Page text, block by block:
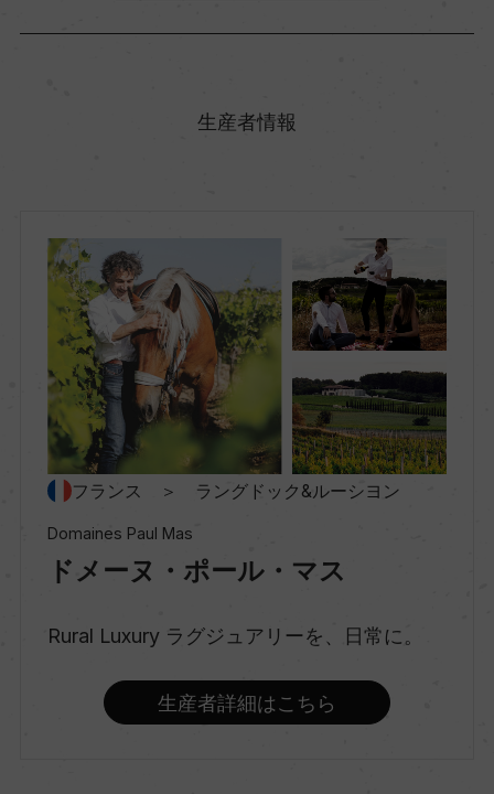
クレマン・ド・リムー
スパークリングワイン
味わい
生産者情報
フランス ＞ ラングドック&ルーシヨン
Domaines Paul Mas
ドメーヌ・ポール・マス
Rural Luxury ラグジュアリーを、日常に。
生産者詳細はこちら